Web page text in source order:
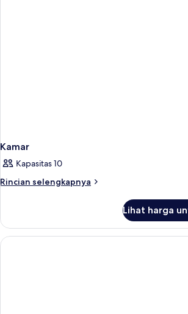
Kamar
Kapasitas 10
Rincian selengkapnya
Rincian
Kamar
Lihat harga